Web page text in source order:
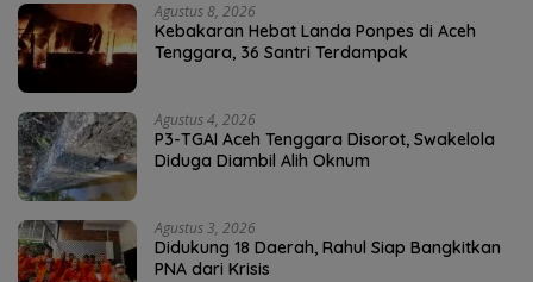
Agustus 8, 2026
Kebakaran Hebat Landa Ponpes di Aceh
Tenggara, 36 Santri Terdampak
Agustus 4, 2026
P3-TGAI Aceh Tenggara Disorot, Swakelola
Diduga Diambil Alih Oknum
Agustus 3, 2026
Didukung 18 Daerah, Rahul Siap Bangkitkan
PNA dari Krisis